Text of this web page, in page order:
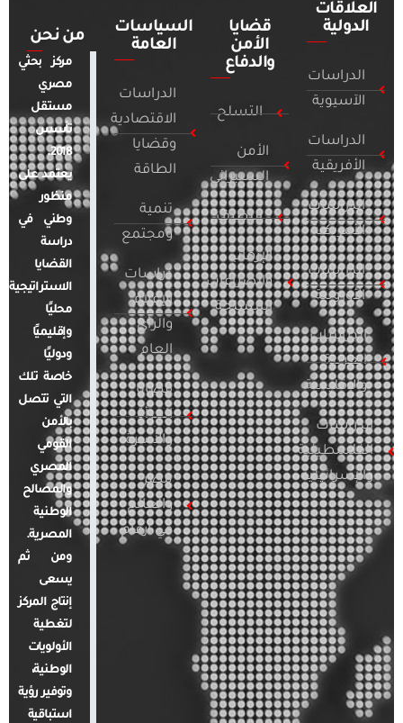
العلاقات
الدولية
الدراسات
الآسيوية
الدراسات
الأفريقية
الدراسات
الأمريكية
الدراسات
الأوروبية
الدراسات
العربية
والإقليمية
الدراسات
الفلسطينية
والإسرائيلية
قضايا
الأمن
والدفاع
التسلح
الأمن
السيبراني
التطرف
الإرهاب
والصراعات
المسلحة
السياسات
العامة
الدراسات
الاقتصادية
وقضايا
الطاقة
تنمية
ومجتمع
دراسات
الإعلام
والرأي
العام
قضايا
المرأة
والأسرة
مصر
والعالم
في أرقام
من نحن
مركز بحثي
مصري
مستقل
تأسس
2018.
يعتمد على
منظور
وطني في
دراسة
القضايا
الاستراتيجية
محليًا
وإقليميًا
ودوليًا
خاصة تلك
التي تتصل
بالأمن
القومي
المصري
والمصالح
الوطنية
المصرية.
ومن ثم
يسعى
إنتاج المركز
لتغطية
الأولويات
الوطنية،
وتوفير رؤية
استباقية